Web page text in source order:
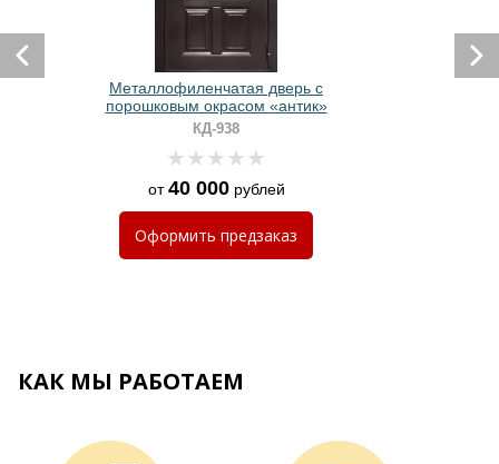
Металлофиленчатая дверь с
порошковым окрасом «антик»
КД-938
от40 000рублей
Оформить предзаказ
КАК МЫ РАБОТАЕМ